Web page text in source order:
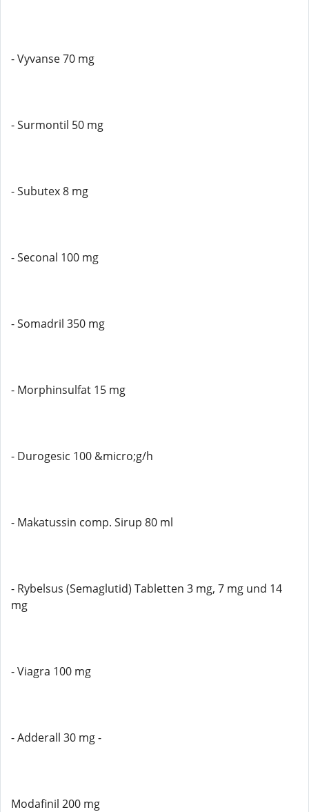
- Vyvanse 70 mg
- Surmontil 50 mg
- Subutex 8 mg
- Seconal 100 mg
- Somadril 350 mg
- Morphinsulfat 15 mg
- Durogesic 100 &micro;g/h
- Makatussin comp. Sirup 80 ml
- Rybelsus (Semaglutid) Tabletten 3 mg, 7 mg und 14
mg
- Viagra 100 mg
- Adderall 30 mg -
Modafinil 200 mg